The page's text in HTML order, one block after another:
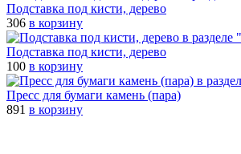
Подставка под кисти, дерево
306 в корзину
Подставка под кисти, дерево
100 в корзину
Пресс для бумаги камень (пара)
891 в корзину